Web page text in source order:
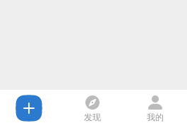
发现 我的